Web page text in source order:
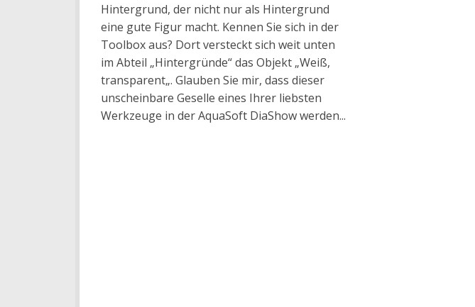
Hintergrund, der nicht nur als Hintergrund
eine gute Figur macht. Kennen Sie sich in der
Toolbox aus? Dort versteckt sich weit unten
im Abteil „Hintergründe“ das Objekt „Weiß,
transparent„. Glauben Sie mir, dass dieser
unscheinbare Geselle eines Ihrer liebsten
Werkzeuge in der AquaSoft DiaShow werden...